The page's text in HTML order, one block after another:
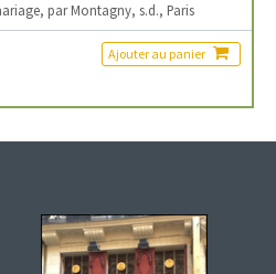
par Montagny, s.d., Paris
Ajouter au panier